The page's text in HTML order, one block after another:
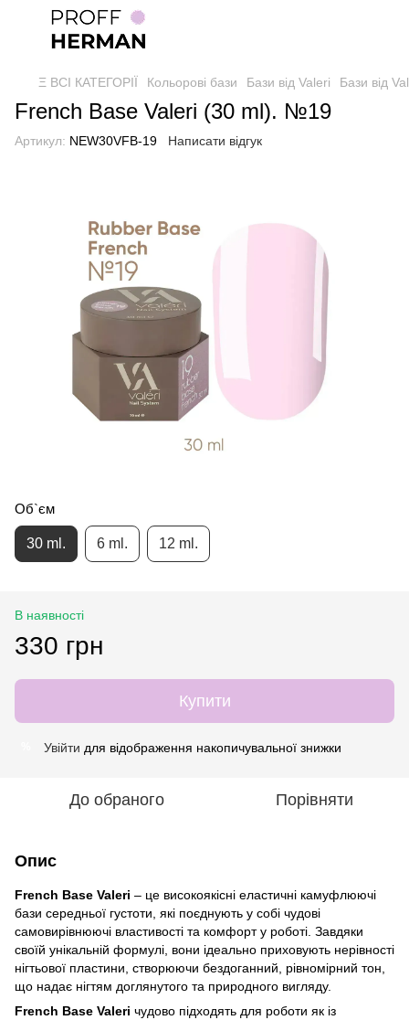
Ξ ВСІ КАТЕГОРІЇ Кольорові бази Бази від Valeri Бази від
French Base Valeri (30 ml). №19
Артикул: NEW30VFB-19 Написати відгук
Об`єм
30 ml. 6 ml. 12 ml.
В наявності
330 грн
Купити
Увійти для відображення накопичувальної знижки
До обраного Порівняти
Опис
French Base Valeri – це високоякісні еластичні камуфлюючі
бази середньої густоти, які поєднують у собі чудові
самовирівнюючі властивості та комфорт у роботі. Завдяки
своїй унікальній формулі, вони ідеально приховують нерівності
нігтьової пластини, створюючи бездоганний, рівномірний тон,
що надає нігтям доглянутого та природного вигляду.
French Base Valeri чудово підходять для роботи як із